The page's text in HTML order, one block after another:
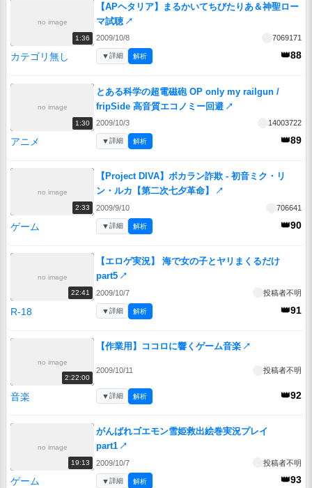
no image
1:36
【APヘタリア】まるかいてちびたりあ＆神聖ロー
マ試聴 ↗
2009/10/8 7069171
カテゴリ無し 👑88
▼詳細 解析
no image
1:30
とある科学の超電磁砲 OP only my railgun /
fripSide 高音質エコノミー回避 ↗
2009/10/3 14003722
アニメ 👑89
▼詳細 解析
no image
2:33
【Project DIVA】ボカラン詐欺 - 初音ミク・リ
ン・ルカ【第二次七夕革命】
↗
2009/9/10 706641
ゲーム 👑90
▼詳細 解析
no image
22:41
【エロゲ実況】 海で女の子とヤリまくるだけ
part5 ↗
2009/10/7 投稿者不明
R-18 👑91
▼詳細 解析
no image
2:22:00
【作業用】ココロに響くゲーム音楽 ↗
2009/10/11 投稿者不明
音楽 👑92
▼詳細 解析
no image
19:13
がんばれゴエモン雪姫救出絵巻実況プレイ
part1 ↗
2009/10/7 投稿者不明
ゲーム 👑93
▼詳細 解析